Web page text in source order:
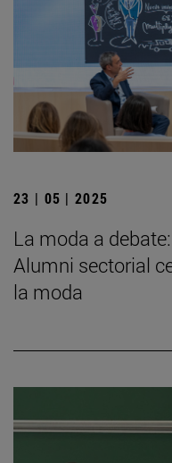
23 | 05 | 2025
La moda a
Alumni sectorial
la moda